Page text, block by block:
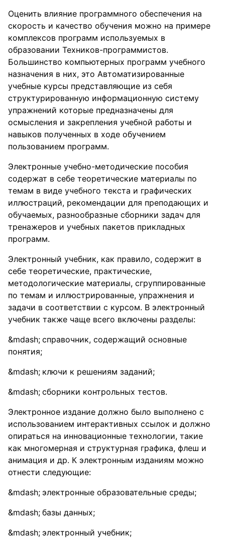
Оценить влияние программного обеспечения на
скорость и качество обучения можно на примере
комплексов программ используемых в
образовании Техников-программистов.
Большинство компьютерных программ учебного
назначения в них, это Автоматизированные
учебные курсы представляющие из себя
структурированную информационную систему
упражнений которые предназначены для
осмысления и закрепления учебной работы и
навыков полученных в ходе обучением
пользованием программ.
Электронные учебно-методические пособия
содержат в себе теоретические материалы по
темам в виде учебного текста и графических
иллюстраций, рекомендации для преподающих и
обучаемых, разнообразные сборники задач для
тренажеров и учебных пакетов прикладных
программ.
Электронный учебник, как правило, содержит в
себе теоретические, практические,
методологические материалы, сгруппированные
по темам и иллюстрированные, упражнения и
задачи в соответствии с курсом. В электронный
учебник также чаще всего включены разделы:
справочник, содержащий основные
понятия;
ключи к решениям заданий;
сборники контрольных тестов.
Электронное издание должно было выполнено с
использованием интерактивных ссылок и должно
опираться на инновационные технологии, такие
как многомерная и структурная графика, флеш и
анимация и др. К электронным изданиям можно
отнести следующие:
электронные образовательные среды;
базы данных;
электронный учебник;